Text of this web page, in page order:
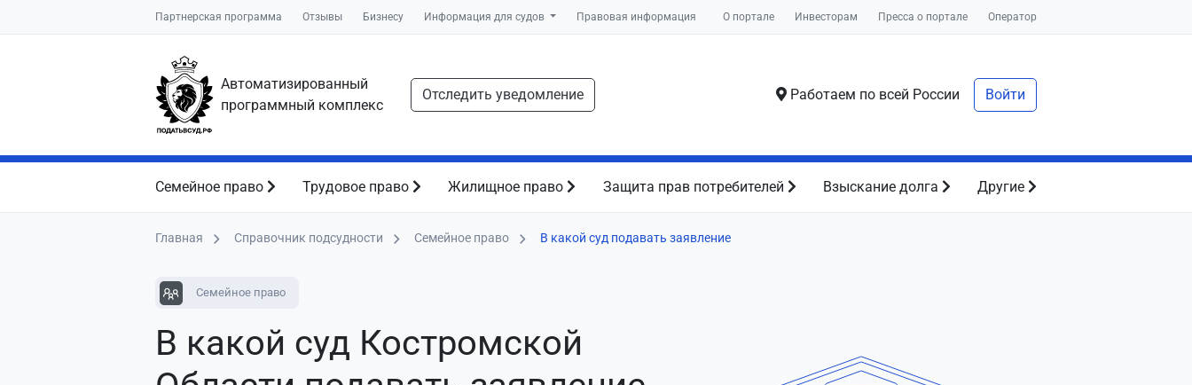
Партнерская программа Отзывы Бизнесу Информация для судов Правовая информация О портале Инвесторам Пресса о портале Оператор
Автоматизированный
программный комплекс
Отследить уведомление Работаем по всей России Войти
Семейное право Трудовое право Жилищное право Защита прав потребителей Взыскание долга Другие
Главная Справочник подсудности Семейное право В какой суд подавать заявление
Семейное право
В какой суд Костромской